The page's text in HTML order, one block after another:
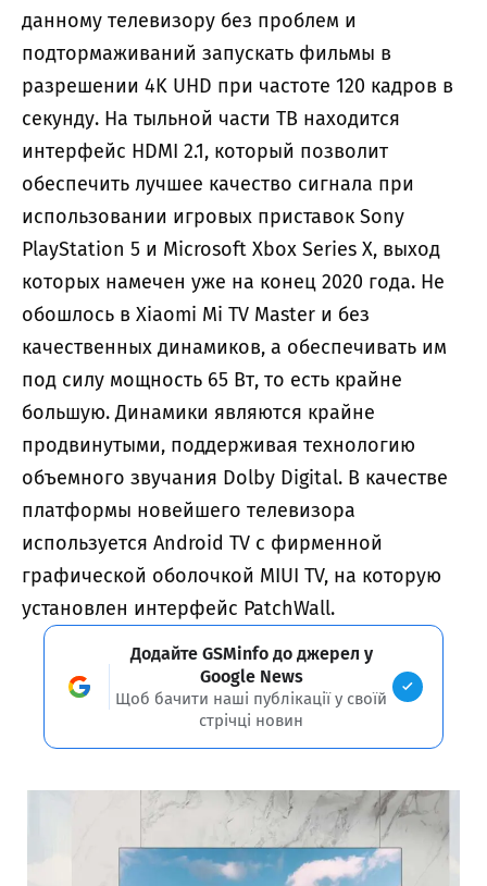
данному телевизору без проблем и
подтормаживаний запускать фильмы в
разрешении 4K UHD при частоте 120 кадров в
секунду. На тыльной части ТВ находится
интерфейс HDMI 2.1, который позволит
обеспечить лучшее качество сигнала при
использовании игровых приставок Sony
PlayStation 5 и Microsoft Xbox Series X, выход
которых намечен уже на конец 2020 года. Не
обошлось в Xiaomi Mi TV Master и без
качественных динамиков, а обеспечивать им
под силу мощность 65 Вт, то есть крайне
большую. Динамики являются крайне
продвинутыми, поддерживая технологию
объемного звучания Dolby Digital. В качестве
платформы новейшего телевизора
используется Android TV с фирменной
графической оболочкой MIUI TV, на которую
установлен интерфейс PatchWall.
Додайте GSMinfo до джерел у
Google News
Щоб бачити наші публікації у своїй
стрічці новин